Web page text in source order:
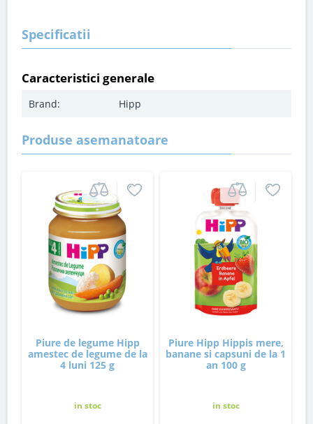
Specificatii
Caracteristici generale
Brand: Hipp
Produse asemanatoare
Piure de legume Hipp
amestec de legume de la
4 luni 125 g
in stoc
Piure Hipp Hippis mere,
banane si capsuni de la 1
an 100 g
in stoc